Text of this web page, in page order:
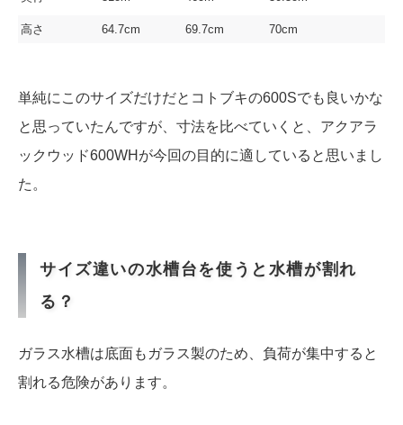
高さ 64.7cm 69.7cm 70cm
単純にこのサイズだけだとコトブキの600Sでも良いかな
と思っていたんですが、寸法を比べていくと、アクアラ
ックウッド600WHが今回の目的に適していると思いまし
た。
サイズ違いの水槽台を使うと水槽が割れ
る？
ガラス水槽は底面もガラス製のため、負荷が集中すると
割れる危険があります。